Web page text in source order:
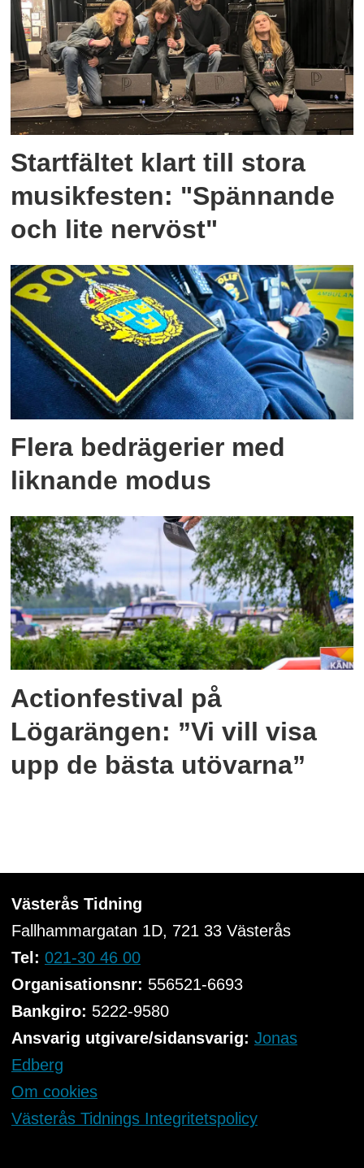
Startfältet klart till stora
musikfesten: "Spännande
och lite nervöst"
Flera bedrägerier med
liknande modus
Actionfestival på
Lögarängen: ”Vi vill visa
upp de bästa utövarna”
Västerås Tidning
Fallhammargatan 1D, 721 33Västerås
Tel: 021-30 46 00
Organisationsnr: 556521-6693
Bankgiro: 5222-9580
Ansvarig utgivare/sidansvarig: Jonas
Edberg
Om cookies
Västerås Tidnings Integritetspolicy